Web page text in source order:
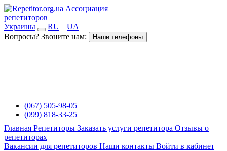
Ассоциация
репетиторов
Украины
RU | UA
Вопросы? Звоните нам:
Наши телефоны
(067) 505-98-05
(099) 818-33-25
Главная Репетиторы Заказать услуги репетитора Отзывы о
репетиторах
Вакансии для репетиторов Наши контакты Войти в кабинет